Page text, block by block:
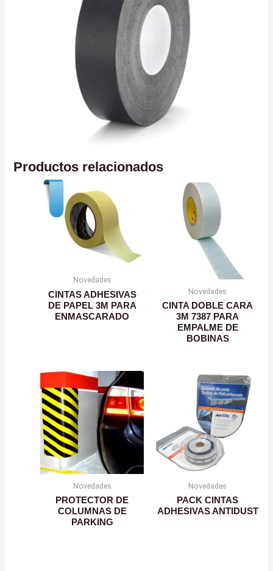
Productos relacionados
Novedades
CINTAS ADHESIVAS
DE PAPEL 3M PARA
ENMASCARADO
Novedades
CINTA DOBLE CARA
3M 7387 PARA
EMPALME DE
BOBINAS
Novedades
PROTECTOR DE
COLUMNAS DE
PARKING
Novedades
PACK CINTAS
ADHESIVAS ANTIDUST